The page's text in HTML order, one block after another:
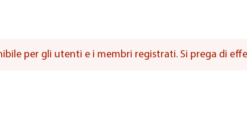
per gli utenti e i membri registrati. Si prega di